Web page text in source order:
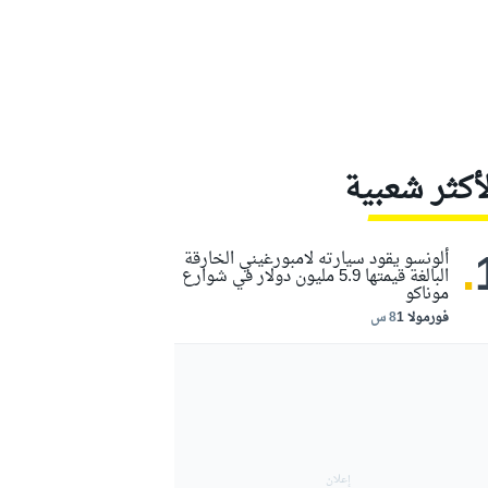
شعبية
. فورمولا 1 8 س
ألونسو يقود سيارته لامبورغيني الخارقة
البالغة قيمتها 5.9 مليون دولار في شوارع
موناكو